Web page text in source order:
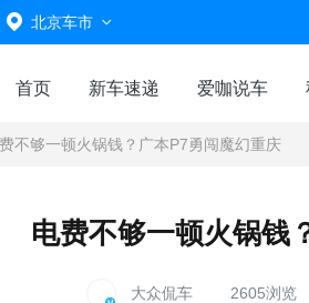
北京车市
首页 新车速递 爱咖说车
不够一顿火锅钱？广本P7勇闯魔幻重庆
电费不够一顿火锅钱
大众侃车 2605浏览